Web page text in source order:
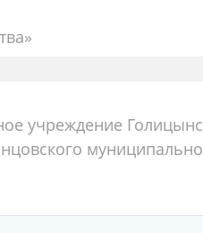
учреждение